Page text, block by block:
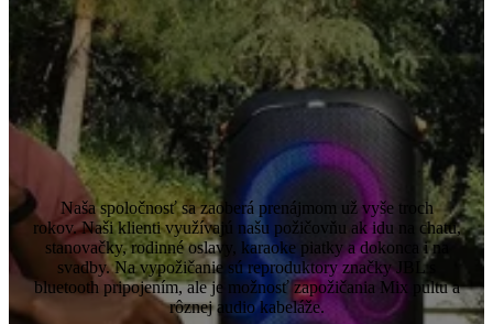
Naša spoločnosť sa zaoberá prenájmom už vyše troch
rokov. Naši klienti využívajú našu požičovňu ak idu na chatu,
stanovačky, rodinné oslavy, karaoke piatky a dokonca i na
svadby. Na vypožičanie sú reproduktory značky JBL s
bluetooth pripojením, ale je možnosť zapožičania Mix pultu a
rôznej audio kabeláže.